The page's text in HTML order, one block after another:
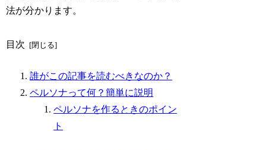
法が分かります。
目次
誰がこの記事を読むべきなのか？
ペルソナって何？簡単に説明
ペルソナを作るときのポイン
ト